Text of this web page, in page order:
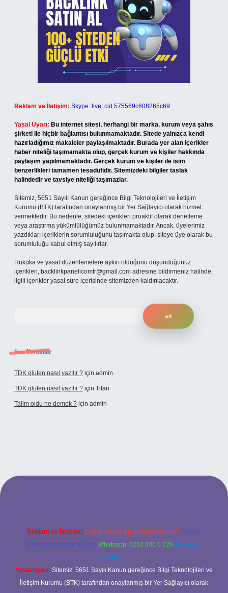
Reklam ve İletişim: Skype: live:.cid.575569c608265c69
Yasal Uyarı: Bu internet sitesi, herhangi bir marka, kurum veya şahıs
şirketi ile hiçbir bağlantısı bulunmamaktadır. Sitede yalnızca kendi
hazırladığımız makaleler paylaşılmaktadır. Burada yer alan içerikler
haber niteliği taşımamakta olup, gerçek kurum ve kişiler hakkında
paylaşım yapılmamaktadır. Gerçek kurum ve kişiler ile isim
benzerlikleri tamamen tesadüfidir. Sitemizdeki bilgiler taslak
halindedir ve tavsiye niteliği taşımazlar.
Sitemiz, 5651 Sayılı Kanun gereğince Bilgi Teknolojileri ve İletişim
Kurumu (BTK) tarafından onaylanmış bir Yer Sağlayıcı olarak hizmet
vermektedir. Bu nedenle, sitedeki içerikleri proaktif olarak denetleme
veya araştırma yükümlülüğümüz bulunmamaktadır. Ancak, üyelerimiz
yazdıkları içeriklerin sorumluluğunu taşımakta olup, siteye üye olarak bu
sorumluluğu kabul etmiş sayılırlar.
Hukuka ve yasal düzenlemelere aykırı olduğunu düşündüğünüz
içerikleri, backlinkpanelicomtr@gmail.com adresine bildirmeniz halinde,
ilgili içerikler yasal süre içerisinde sitemizden kaldırılacaktır.
Son Yorumlar
TDK gluten nasıl yazılır ? için admin
TDK gluten nasıl yazılır ? için Titan
Talim oldu ne demek ? için admin
giriş
Reklam ve İletişim: E-mail: backlinkpaneli@gmail.com Teams:
forumhizmeti@gmail.com Whatsapp: 0262 606 0 726 Telegram:
@karabul
Yasal Uyarı: Sitemiz, 5651 Sayılı Kanun gereğince Bilgi Teknolojileri ve
İletişim Kurumu (BTK) tarafından onaylanmış bir Yer Sağlayıcı olarak